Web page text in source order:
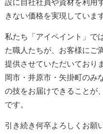
設に自社社員や資材を利用
きない価格を実現していま
私たち「アイペイント」で
た職人たちが、お客様にご
提供させていただいており
岡市・井原市・矢掛町のみ
の技をお届けできることが
です。
引き続き何卒よろしくお願